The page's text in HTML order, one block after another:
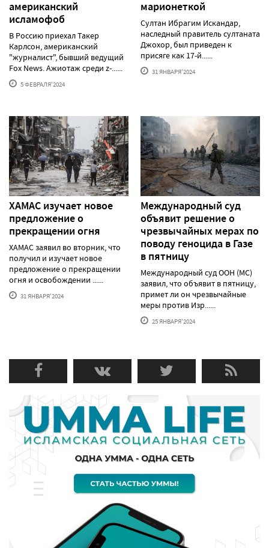
американский
исламофоб
В Россию приехал Такер
Карлсон, американский
"журналист", бывший ведущий
Fox News. Ажиотаж среди z-......
5 ФЕВРАЛЯ'2024
марионеткой
Султан Ибрагим Искандар,
наследный правитель султаната
Джохор, был приведен к
присяге как 17-й......
31 ЯНВАРЯ'2024
ХАМАС изучает новое
предложение о
прекращении огня
ХАМАС заявил во вторник, что
получил и изучает новое
предложение о прекращении
огня и освобождении ......
31 ЯНВАРЯ'2024
Международный суд
объявит решение о
чрезвычайных мерах по
поводу геноцида в Газе
в пятницу
Международный суд ООН (МС)
заявил, что объявит в пятницу,
примет ли он чрезвычайные
меры против Изр......
25 ЯНВАРЯ'2024